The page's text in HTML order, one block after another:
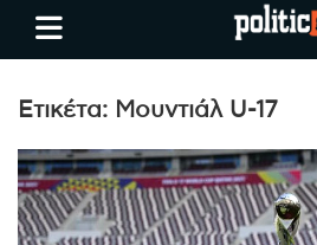
Skip
Ειδήσεις
Θεσσαλονίκη,
όλο τον
politic.gr
Ετικέτα: Μουντιάλ U-17